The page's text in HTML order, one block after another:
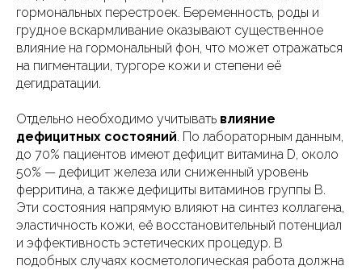
гормональных перестроек. Беременность, роды и
грудное вскармливание оказывают существенное
влияние на гормональный фон, что может отражаться
на пигментации, тургоре кожи и степени её
дегидратации.
Отдельно необходимо учитывать влияние
дефицитных состояний. По лабораторным данным,
до 70% пациентов имеют дефицит витамина D, около
50% — дефицит железа или сниженный уровень
ферритина, а также дефициты витаминов группы B.
Эти состояния напрямую влияют на синтез коллагена,
эластичность кожи, её восстановительный потенциал
и эффективность эстетических процедур. В
подобных случаях косметологическая работа должна